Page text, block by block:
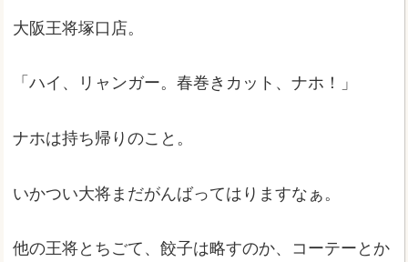
大阪王将塚口店。
「ハイ、リャンガー。春巻きカット、ナホ！」
ナホは持ち帰りのこと。
いかつい大将まだがんばってはりますなぁ。
他の王将とちごて、餃子は略すのか、コーテーとか